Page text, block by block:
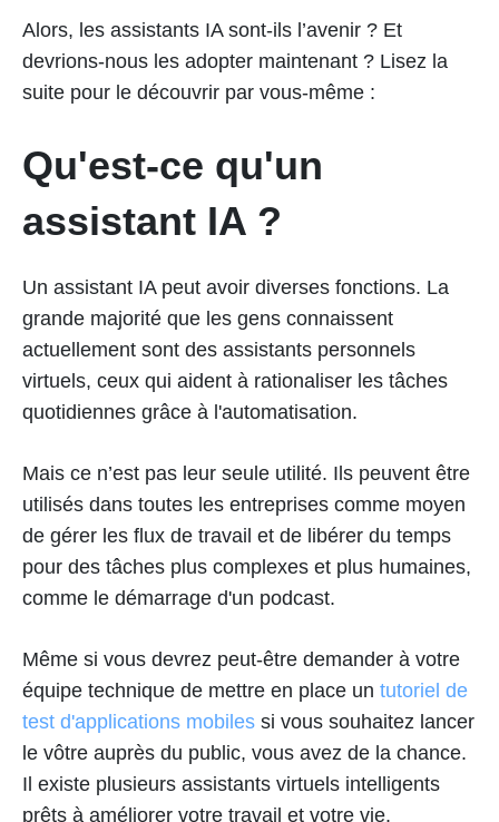
Alors, les assistants IA sont-ils l’avenir ? Et
devrions-nous les adopter maintenant ? Lisez la
suite pour le découvrir par vous-même :
Qu'est-ce qu'un
assistant IA ?
Un assistant IA peut avoir diverses fonctions. La
grande majorité que les gens connaissent
actuellement sont des assistants personnels
virtuels, ceux qui aident à rationaliser les tâches
quotidiennes grâce à l'automatisation.
Mais ce n’est pas leur seule utilité. Ils peuvent être
utilisés dans toutes les entreprises comme moyen
de gérer les flux de travail et de libérer du temps
pour des tâches plus complexes et plus humaines,
comme le démarrage d'un podcast.
Même si vous devrez peut-être demander à votre
équipe technique de mettre en place un tutoriel de
test d'applications mobiles si vous souhaitez lancer
le vôtre auprès du public, vous avez de la chance.
Il existe plusieurs assistants virtuels intelligents
prêts à améliorer votre travail et votre vie.